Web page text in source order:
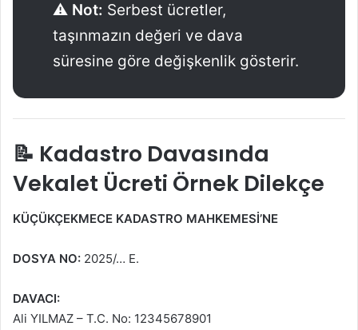
⚠️ Not: Serbest ücretler,
taşınmazın değeri ve dava
süresine göre değişkenlik gösterir.
📝 Kadastro Davasında
Vekalet Ücreti Örnek Dilekçe
KÜÇÜKÇEKMECE KADASTRO MAHKEMESİ’NE
DOSYA NO: 2025/… E.
DAVACI:
Ali YILMAZ – T.C. No: 12345678901